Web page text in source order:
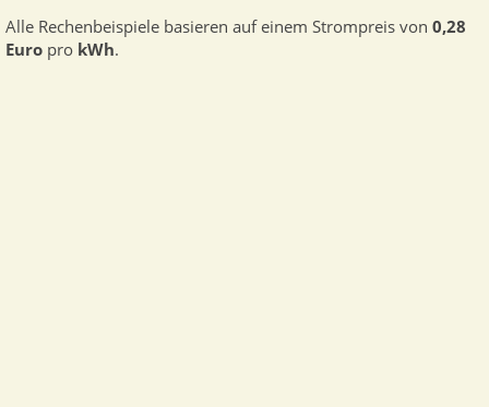
Alle Rechenbeispiele basieren auf einem Strompreis von 0,28
Euro pro kWh.